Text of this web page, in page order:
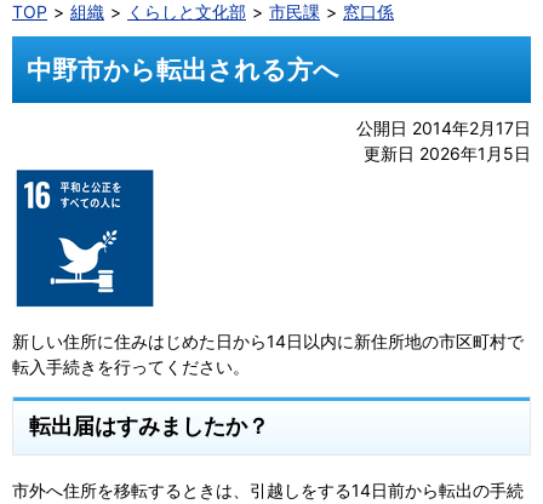
TOP
組織 くらしと文化部 市民課 窓口係
中野市から転出される方へ
公開日 2014年2月17日
更新日 2026年1月5日
新しい住所に住みはじめた日から14日以内に新住所地の市区町村で
転入手続きを行ってください。
転出届はすみましたか？
市外へ住所を移転するときは、引越しをする14日前から転出の手続